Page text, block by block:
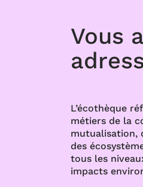
Vous
L’écothèque
métiers de la
mutualisation,
des
tous les
impacts